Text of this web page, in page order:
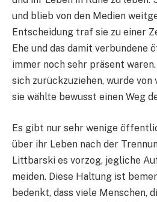
und blieb von den Medien
Entscheidung traf sie zu einer
Ehe und das damit
immer noch sehr präsent
sich zurückzuziehen, wurde
sie wählte bewusst einen Weg
Es gibt nur sehr wenige
über ihr Leben nach der
Littbarski es vorzog, jegliche
meiden. Diese Haltung ist
bedenkt, dass viele Menschen,